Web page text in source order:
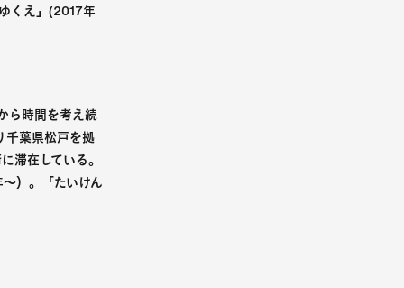
くえ」(2017年
ら時間を考え続
千葉県松戸を拠
滞在している。
）。「たいけん